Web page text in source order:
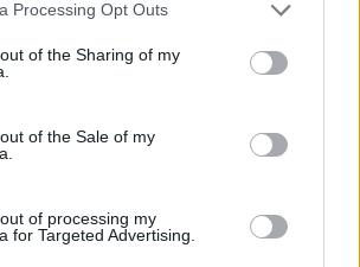
website/app uses one or more Google
visit or usage behaviour. You may click to
to Google and its third-party tags to
specified purposes in below Google
Processing Opt Outs
of the Sharing of my
of the Sale of my
of processing my
for Targeted Advertising.
Szólj hozzá!